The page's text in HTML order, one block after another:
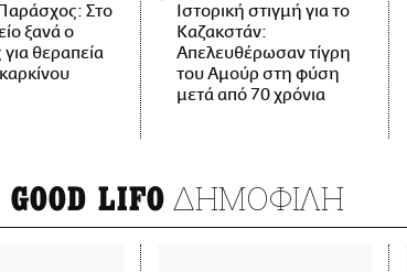
Στο
ξανά ο
θεραπεία
Ιστορική στιγμή για το
Καζακστάν:
Απελευθέρωσαν τίγρη
του Αμούρ στη φύση
μετά από 70 χρόνια
LIFO ΔΗΜΟΦΙΛΗ